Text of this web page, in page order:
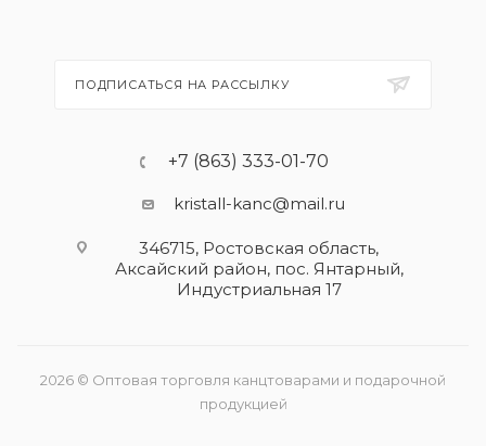
ПОДПИСАТЬСЯ НА РАССЫЛКУ
+7 (863) 333-01-70
kristall-kanc@mail.ru
346715, Ростовская область​,
Аксайский район, пос. Янтарный,
Индустриальная 17
2026 © Оптовая торговля канцтоварами и подарочной
продукцией